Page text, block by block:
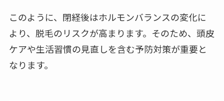
このように、閉経後はホルモンバランスの変化に
より、脱毛のリスクが高まります。そのため、頭皮
ケアや生活習慣の見直しを含む予防対策が重要と
なります。